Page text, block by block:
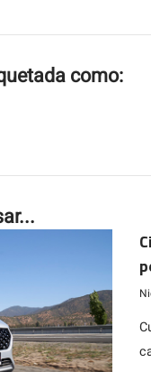
como: